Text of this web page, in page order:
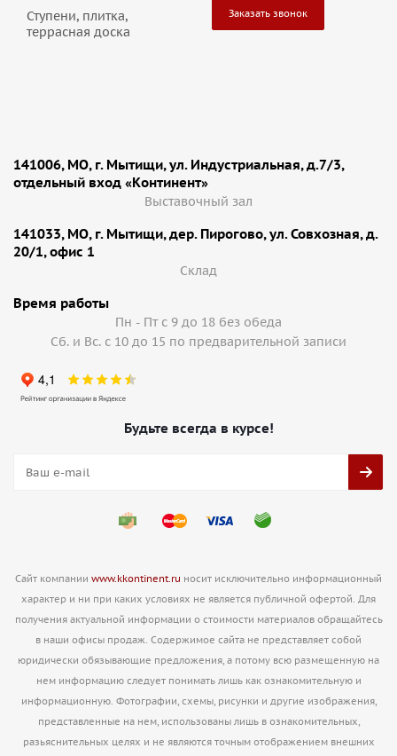
Ступени, плитка,
террасная доска
Заказать звонок
141006, МО, г. Мытищи, ул. Индустриальная, д.7/3,
отдельный вход «Континент»
Выставочный зал
141033, МО, г. Мытищи, дер. Пирогово, ул. Совхозная, д.
20/1, офис 1
Cклад
Время работы
Пн - Пт с 9 до 18 без обеда
Сб. и Вс. с 10 до 15 по предварительной записи
Будьте всегда в курсе!
Сайт компании www.kkontinent.ru носит исключительно информационный
характер и ни при каких условиях не является публичной офертой. Для
получения актуальной информации о стоимости материалов обращайтесь
в наши офисы продаж. Содержимое сайта не представляет собой
юридически обязывающие предложения, а потому всю размещенную на
нем информацию следует понимать лишь как ознакомительную и
информационную. Фотографии, схемы, рисунки и другие изображения,
представленные на нем, использованы лишь в ознакомительных,
разьяснительных целях и не являются точным отображением внешних